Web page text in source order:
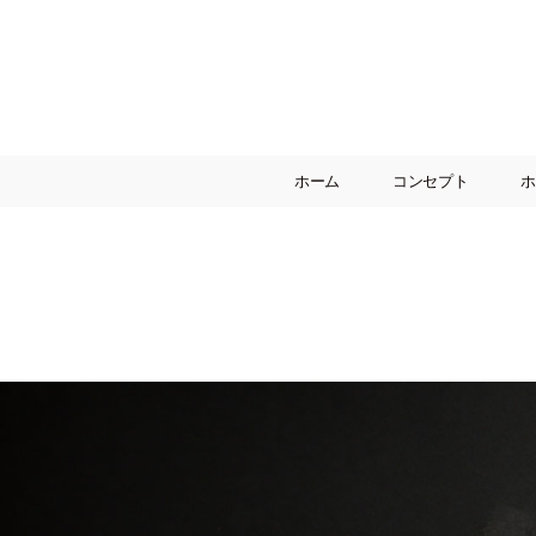
ホーム コンセプト